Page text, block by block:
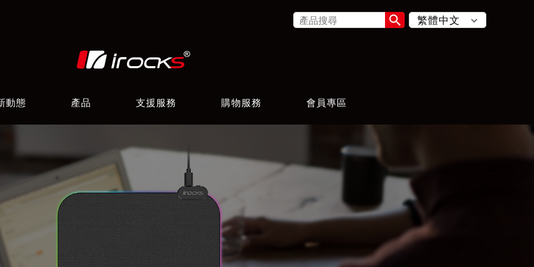

動態 產品 支援服務 購物服務 會員專區